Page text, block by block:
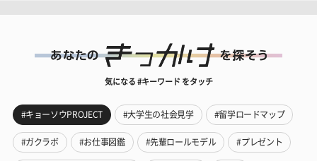
気になる #キーワード をタッチ
#キョーソウPROJECT #大学生の社会見学 #留学ロードマップ
#ガクラボ #お仕事図鑑 #先輩ロールモデル #プレゼント